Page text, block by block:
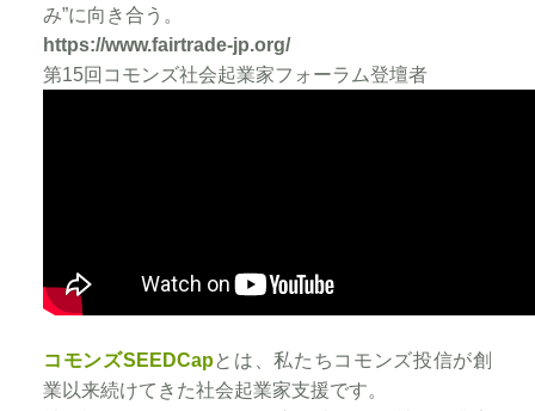
み”に向き合う。
https://www.fairtrade-jp.org/
第15回コモンズ社会起業家フォーラム登壇者
コモンズSEEDCapとは、私たちコモンズ投信が創
業以来続けてきた社会起業家支援です。